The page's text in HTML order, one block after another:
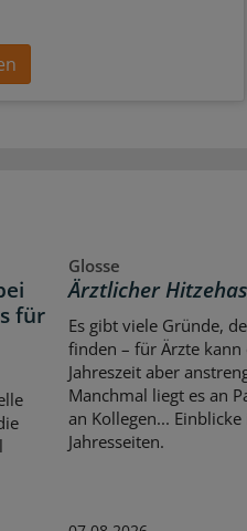
für
Glosse
Ärztlicher
Es gibt viele Gründe,
finden – für Ärzte
Jahreszeit aber
Manchmal liegt es an
an Kollegen...
Jahresseiten.